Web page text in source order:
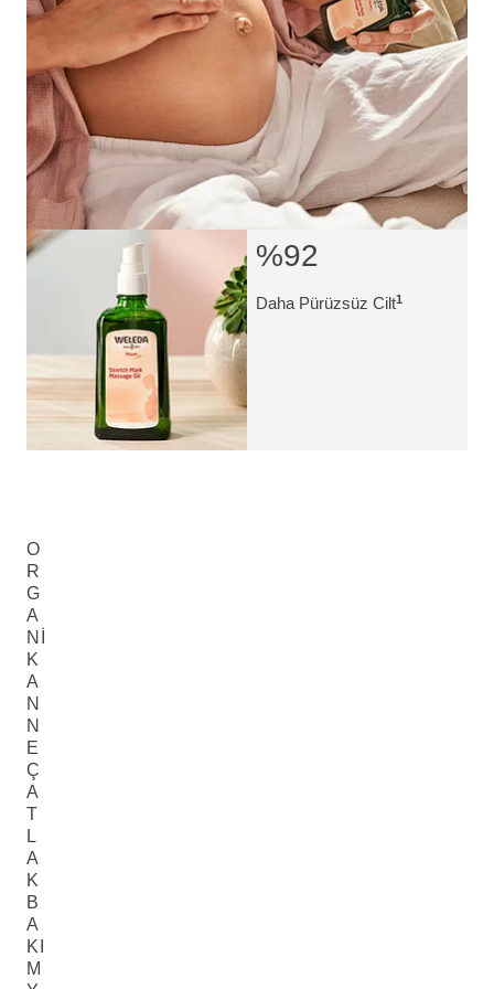
%92
Daha Pürüzsüz Cilt1
O
R
G
A
NI
K
A
N
N
E
Ç
A
T
L
A
K
B
A
KI
M